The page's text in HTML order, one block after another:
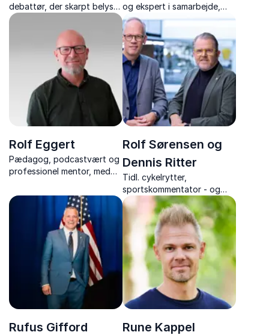
debattør, der skarpt belyser
emner som køn, stalking,
kultur og cancelkultur med
erfaringer fra hendes
professionelle og personlige
og ekspert i samarbejde,
stress og konfliktløsning
Rolf Eggert
Pædagog, podcastvært og
professionel mentor, med
mønsterbrud, relationer og
håb – baseret på en livsrejse
fra modgang til
meningsfuldhed.
Rolf Sørensen og
Dennis Ritter
Tidl. cykelrytter,
sportskommentator - og
TV-vært, med foredrag om
Touren, cykelsportens
hemmeligheder og
personlige anekdoter fra
cykellegenden og
kommentatoren.
Rufus Gifford Rune Kappel